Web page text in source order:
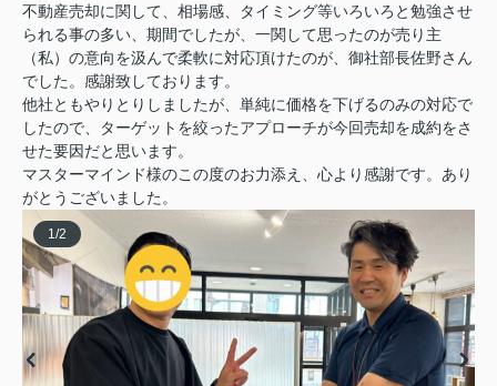
不動産売却に関して、相場感、タイミング等いろいろと勉強させ
られる事の多い、期間でしたが、一関して思ったのが売り主
（私）の意向を汲んで柔軟に対応頂けたのが、御社部長佐野さん
でした。感謝致しております。
他社ともやりとりしましたが、単純に価格を下げるのみの対応で
したので、ターゲットを絞ったアプローチが今回売却を成約をさ
せた要因だと思います。
マスターマインド様のこの度のお力添え、心より感謝です。あり
がとうございました。
1 /2